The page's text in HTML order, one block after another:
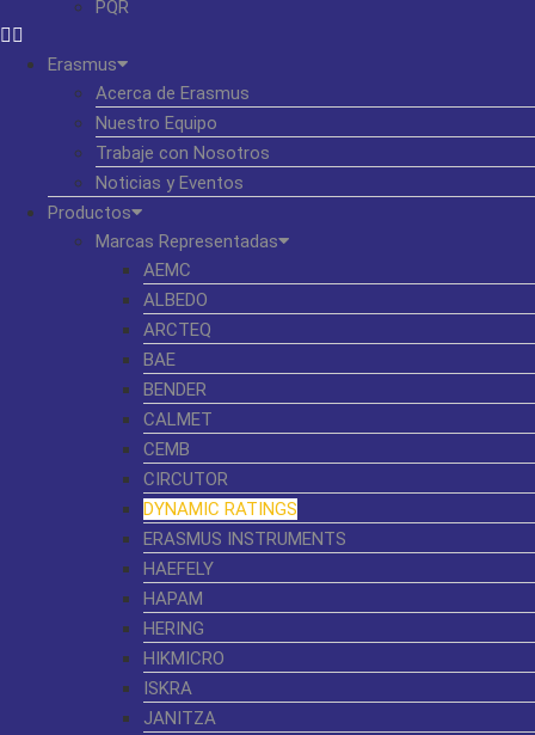
PQR
Erasmus
Acerca de Erasmus
Nuestro Equipo
Trabaje con Nosotros
Noticias y Eventos
Productos
Marcas Representadas
AEMC
ALBEDO
ARCTEQ
BAE
BENDER
CALMET
CEMB
CIRCUTOR
DYNAMIC RATINGS
ERASMUS INSTRUMENTS
HAEFELY
HAPAM
HERING
HIKMICRO
ISKRA
JANITZA